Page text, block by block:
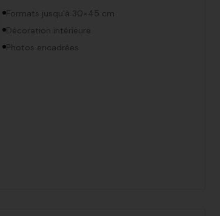
Formats jusqu'à 30×45 cm
Décoration intérieure
Photos encadrées